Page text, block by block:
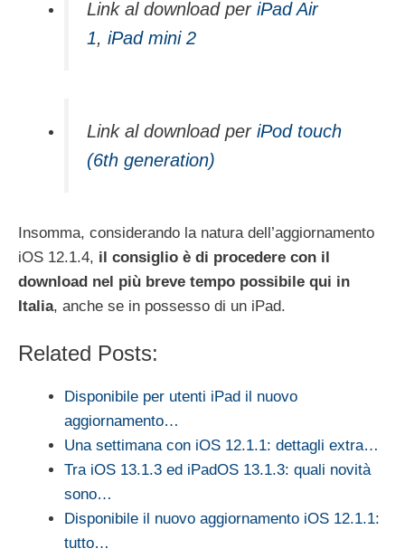
Link al download per iPad Air
1, iPad mini 2
Link al download per iPod touch
(6th generation)
Insomma, considerando la natura dell’aggiornamento
iOS 12.1.4, il consiglio è di procedere con il
download nel più breve tempo possibile qui in
Italia, anche se in possesso di un iPad.
Related Posts:
Disponibile per utenti iPad il nuovo
aggiornamento…
Una settimana con iOS 12.1.1: dettagli extra…
Tra iOS 13.1.3 ed iPadOS 13.1.3: quali novità
sono…
Disponibile il nuovo aggiornamento iOS 12.1.1:
tutto…